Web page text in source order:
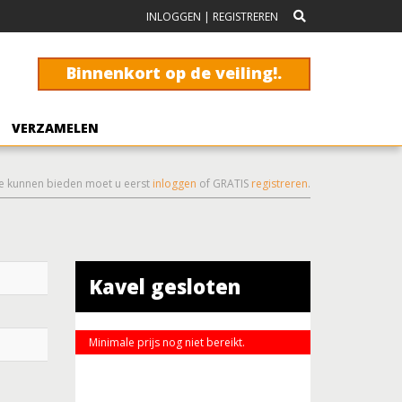
INLOGGEN | REGISTREREN
Binnenkort op de veiling!.
VERZAMELEN
kunnen bieden moet u eerst inloggen of GRATIS registreren.
Kavel gesloten
Minimale prijs nog niet bereikt.